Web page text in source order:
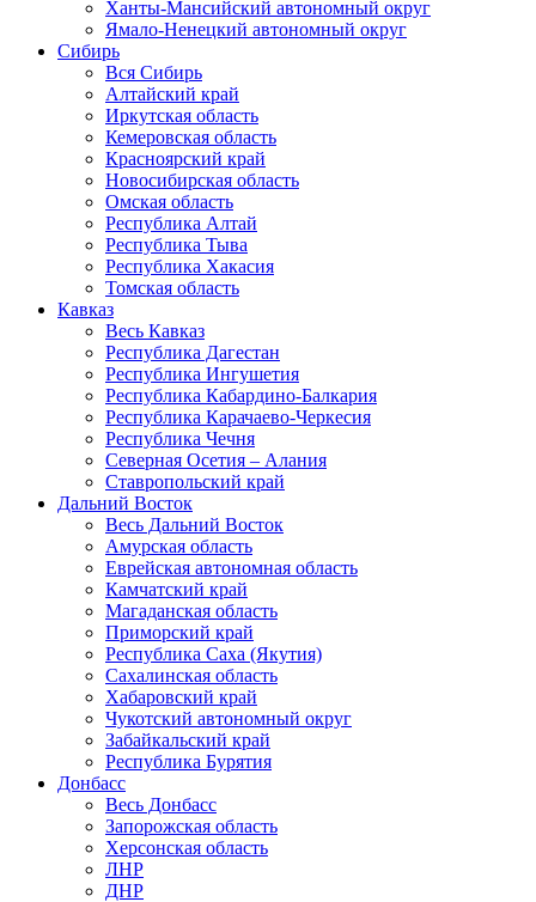
Ханты-Мансийский автономный округ
Ямало-Ненецкий автономный округ
Сибирь
Вся Сибирь
Алтайский край
Иркутская область
Кемеровская область
Красноярский край
Новосибирская область
Омская область
Республика Алтай
Республика Тыва
Республика Хакасия
Томская область
Кавказ
Весь Кавказ
Республика Дагестан
Республика Ингушетия
Республика Кабардино-Балкария
Республика Карачаево-Черкесия
Республика Чечня
Северная Осетия – Алания
Ставропольский край
Дальний Восток
Весь Дальний Восток
Амурская область
Еврейская автономная область
Камчатский край
Магаданская область
Приморский край
Республика Саха (Якутия)
Сахалинская область
Хабаровский край
Чукотский автономный округ
Забайкальский край
Республика Бурятия
Донбасс
Весь Донбасс
Запорожская область
Херсонская область
ЛНР
ДНР